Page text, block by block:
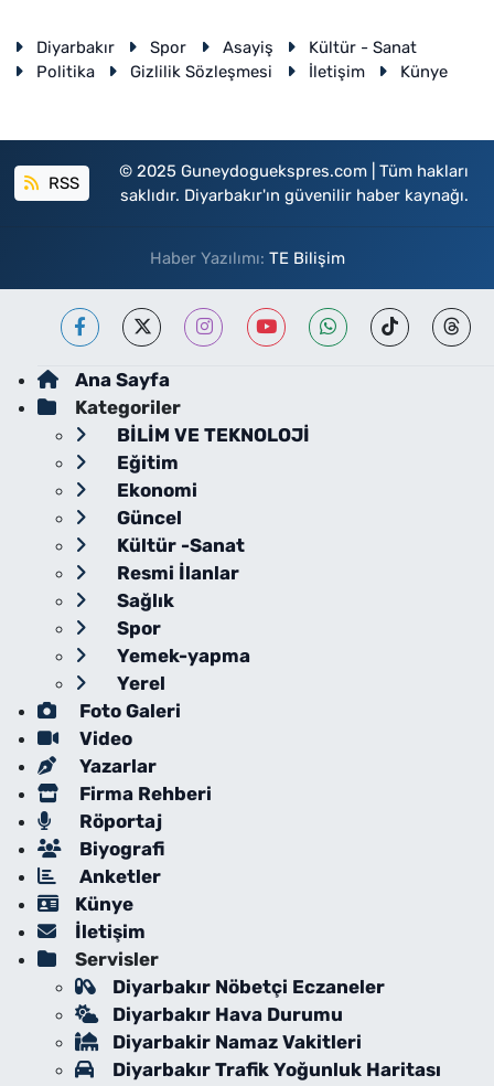
Diyarbakır Spor Asayiş
Kültür - Sanat
Politika
Gizlilik Sözleşmesi İletişim Künye
RSS
© 2025 Guneydoguekspres.com | Tüm hakları
saklıdır. Diyarbakır'ın güvenilir haber kaynağı.
Haber Yazılımı: TE Bilişim
Ana Sayfa
Kategoriler
BİLİM VE TEKNOLOJİ
Eğitim
Ekonomi
Güncel
Kültür -Sanat
Resmi İlanlar
Sağlık
Spor
Yemek-yapma
Yerel
Foto Galeri
Video
Yazarlar
Firma Rehberi
Röportaj
Biyografi
Anketler
Künye
İletişim
Servisler
Diyarbakır Nöbetçi Eczaneler
Diyarbakır Hava Durumu
Diyarbakir Namaz Vakitleri
Diyarbakır Trafik Yoğunluk Haritası